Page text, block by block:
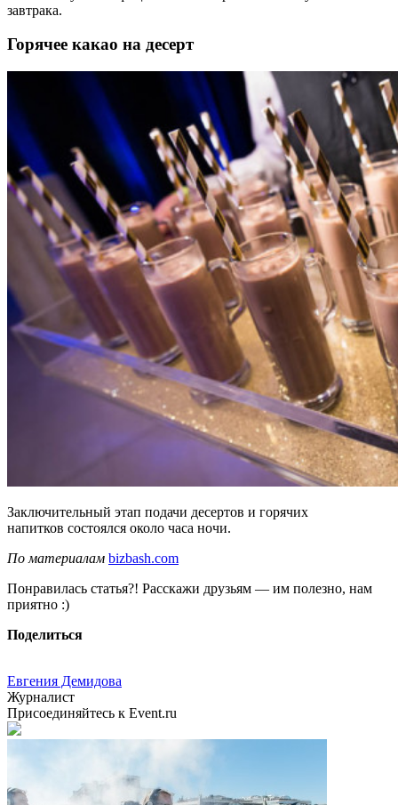
завтрака.
Горячее какао на десерт
Заключительный этап подачи десертов и горячих
напитков состоялся около часа ночи.
По материалам bizbash.com
Понравилась статья?! Расскажи друзьям — им полезно, нам
приятно :)
Поделиться
Евгения Демидова
Журналист
Присоединяйтесь к Event.ru